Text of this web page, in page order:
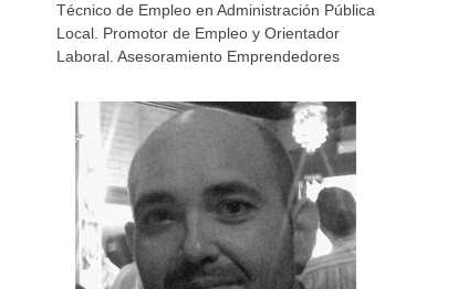
Técnico de Empleo en Administración Pública
Local. Promotor de Empleo y Orientador
Laboral. Asesoramiento Emprendedores